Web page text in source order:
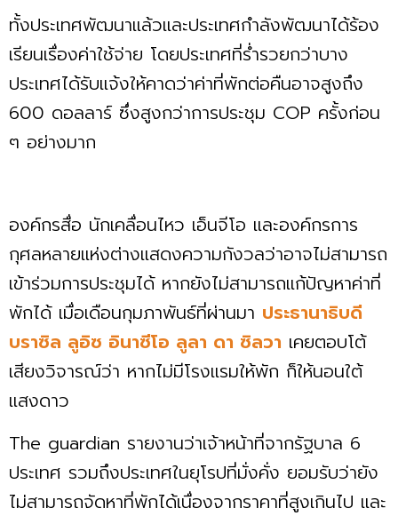
ทั้งประเทศพัฒนาแล้วและประเทศกำลังพัฒนาได้ร้อง
เรียนเรื่องค่าใช้จ่าย โดยประเทศที่ร่ำรวยกว่าบาง
ประเทศได้รับแจ้งให้คาดว่าค่าที่พักต่อคืนอาจสูงถึง
600 ดอลลาร์ ซึ่งสูงกว่าการประชุม COP ครั้งก่อน
ๆ อย่างมาก
องค์กรสื่อ นักเคลื่อนไหว เอ็นจีโอ และองค์กรการ
กุศลหลายแห่งต่างแสดงความกังวลว่าอาจไม่สามารถ
เข้าร่วมการประชุมได้ หากยังไม่สามารถแก้ปัญหาค่าที่
พักได้ เมื่อเดือนกุมภาพันธ์ที่ผ่านมา ประธานาธิบดี
บราซิล ลูอิซ อินาซีโอ ลูลา ดา ซิลวา เคยตอบโต้
เสียงวิจารณ์ว่า หากไม่มีโรงแรมให้พัก ก็ให้นอนใต้
แสงดาว
The guardian รายงานว่าเจ้าหน้าที่จากรัฐบาล 6
ประเทศ รวมถึงประเทศในยุโรปที่มั่งคั่ง ยอมรับว่ายัง
ไม่สามารถจัดหาที่พักได้เนื่องจากราคาที่สูงเกินไป และ